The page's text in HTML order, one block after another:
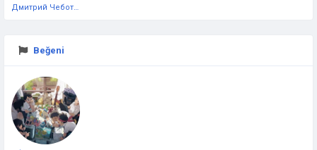
Beğeni